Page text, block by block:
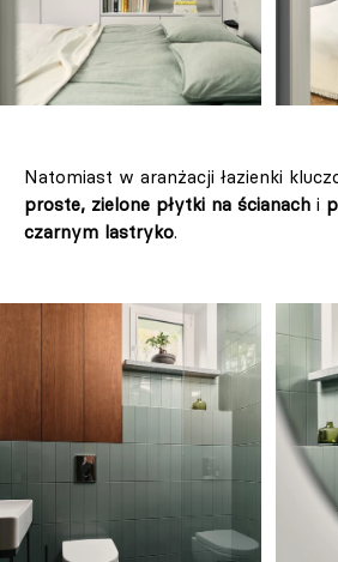
Natomiast w aranżacji łazienki
proste, zielone płytki na ścianach i
czarnym lastryko.